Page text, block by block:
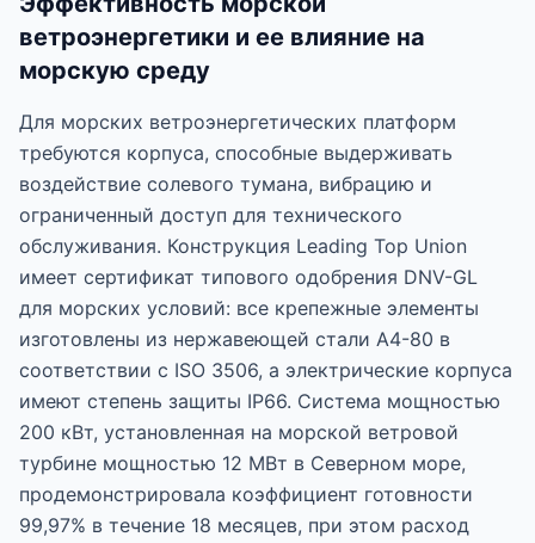
ветроэнергетики и ее влияние на
морскую среду
Для морских ветроэнергетических платформ
требуются корпуса, способные выдерживать
воздействие солевого тумана, вибрацию и
ограниченный доступ для технического
обслуживания. Конструкция Leading Top Union
имеет сертификат типового одобрения DNV-GL
для морских условий: все крепежные элементы
изготовлены из нержавеющей стали A4-80 в
соответствии с ISO 3506, а электрические корпуса
имеют степень защиты IP66. Система мощностью
200 кВт, установленная на морской ветровой
турбине мощностью 12 МВт в Северном море,
продемонстрировала коэффициент готовности
99,97% в течение 18 месяцев, при этом расход